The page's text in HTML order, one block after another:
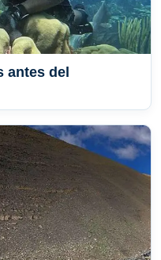
antes del